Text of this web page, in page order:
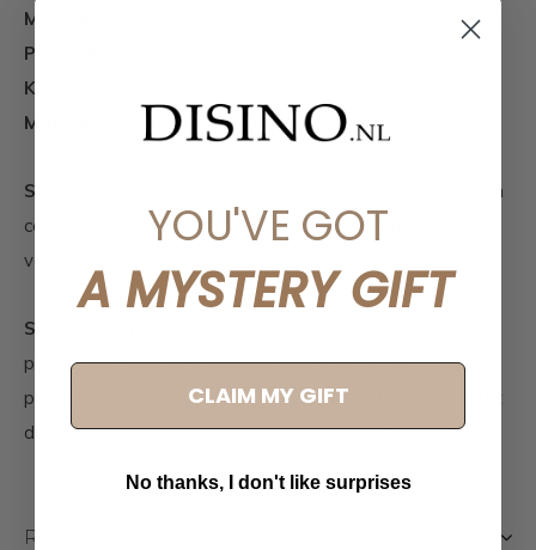
Maatadvies:
Pasvorm:
Kleur:
Materiaal:
100% cotton
Stylingtip:
Draag met slippers en een rieten tas voor een
casual beach look of combineer met boots en sieraden
voor een zomerse outfit.
SEO-zoektermen:
playsuit dames, zomer playsuit dames, mousseline
playsuit dames, vakantie outfit dames, witte zomer outfit
dames, beach outfit dames, DISINO playsuit dames
Reviews
YOU'VE GOT
A MYSTERY GIFT
CLAIM MY GIFT
No thanks, I don't like surprises